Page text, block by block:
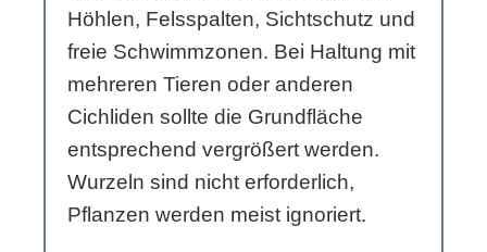
Höhlen, Felsspalten, Sichtschutz und
freie Schwimmzonen. Bei Haltung mit
mehreren Tieren oder anderen
Cichliden sollte die Grundfläche
entsprechend vergrößert werden.
Wurzeln sind nicht erforderlich,
Pflanzen werden meist ignoriert.